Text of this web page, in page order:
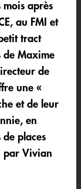
mois après
au FMI et
tract
de Maxime
de
une «
et de leur
en
places
par Vivian